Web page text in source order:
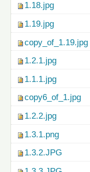
1.18.jpg
1.19.jpg
copy_of_1.19.jpg
1.2.1.jpg
1.1.1.jpg
copy6_of_1.jpg
1.2.2.jpg
1.3.1.png
1.3.2.JPG